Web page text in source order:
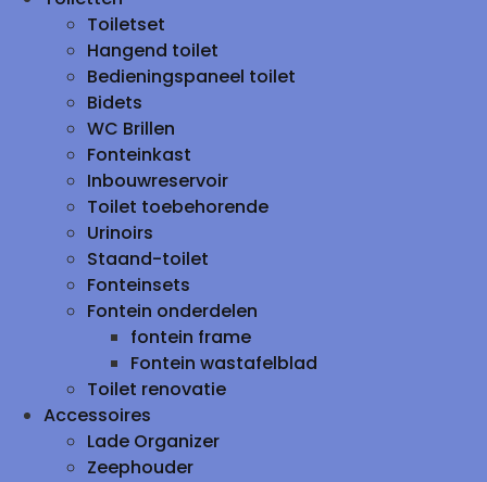
Toiletset
Hangend toilet
Bedieningspaneel toilet
Bidets
WC Brillen
Fonteinkast
Inbouwreservoir
Toilet toebehorende
Urinoirs
Staand-toilet
Fonteinsets
Fontein onderdelen
fontein frame
Fontein wastafelblad
Toilet renovatie
Accessoires
Lade Organizer
Zeephouder